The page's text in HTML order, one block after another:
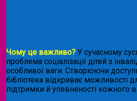
Чому це важливо? У сучасному
проблема соціалізації дітей з
особливої ваги. Створюючи
бібліотека відкриває можливості
підтримки й упевненості кожного